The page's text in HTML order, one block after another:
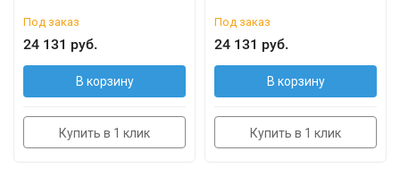
Под заказ
24 131 руб.
В корзину
Купить в 1 клик
Под заказ
24 131 руб.
В корзину
Купить в 1 клик